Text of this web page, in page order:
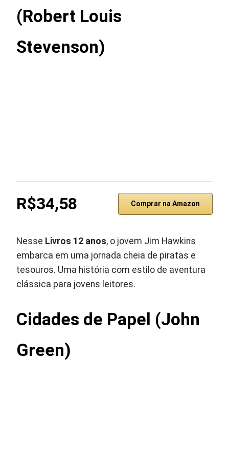
(Robert Louis
Stevenson)
R$34,58 Comprar na Amazon
Nesse Livros 12 anos, o jovem Jim Hawkins
embarca em uma jornada cheia de piratas e
tesouros. Uma história com estilo de aventura
clássica para jovens leitores.
Cidades de Papel (John
Green)